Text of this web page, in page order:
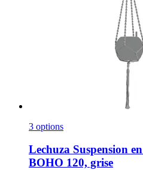
3 options
Lechuza Suspension
BOHO 120, grise